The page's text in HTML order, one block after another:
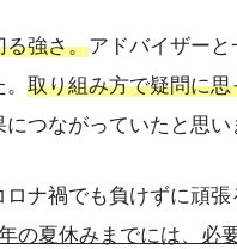
る強さ。アドバイザー
取り組み方で疑問に
つながっていたと思い
ナ禍でも負けずに頑
の夏休みまでには、必